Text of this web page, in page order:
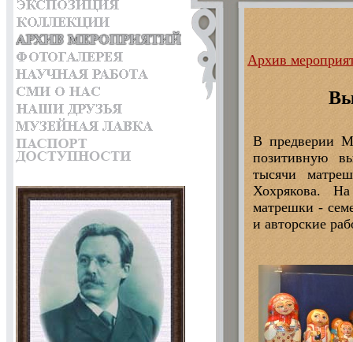
Архив
В предверии
позитивную
тысячи
Хохрякова.
матрешки -
и авторские